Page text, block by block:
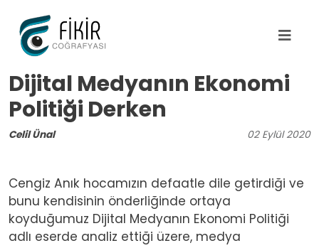
Dijital Medyanın Ekonomi
Politiği Derken
Celil Ünal 02 Eylül 2020
Cengiz Anık hocamızın defaatle dile getirdiği ve
bunu kendisinin önderliğinde ortaya
koyduğumuz Dijital Medyanın Ekonomi Politiği
adlı eserde analiz ettiği üzere, medya